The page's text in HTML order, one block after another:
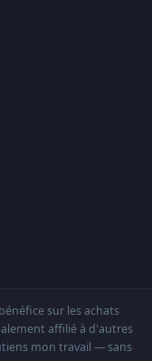
sur les achats
affilié à d'autres
mon travail — sans